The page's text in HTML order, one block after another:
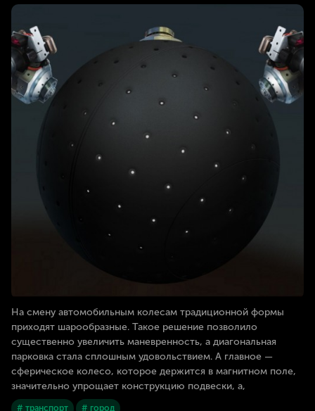
На смену автомобильным колесам традиционной формы
приходят шарообразные. Такое решение позволило
существенно увеличить маневренность, а диагональная
парковка стала сплошным удовольствием. А главное —
сферическое колесо, которое держится в магнитном поле,
значительно упрощает конструкцию подвески, а,
# транспорт # город